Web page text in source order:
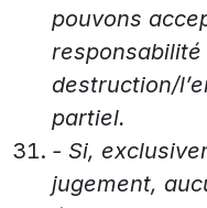
pouvons
destruction/
partiel.
- Si,
jugement,